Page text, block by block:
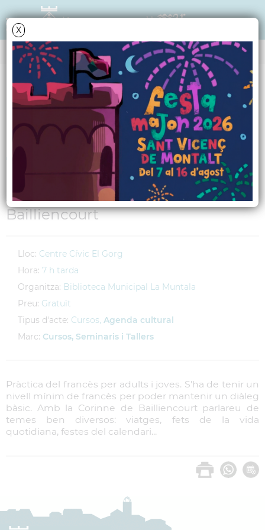
X
AGENDA
Divendres27 novembre 2009
Round tables en
francès
A càrrec de Corinne de
Bailliencourt
Lloc: Centre Cívic El Gorg
Hora: 7 h tarda
Organitza: Biblioteca Municipal La Muntala
Preu: Gratuït
Tipus d'acte: Cursos, Agenda cultural
Marc: Cursos, Seminaris i Tallers
Pràctica del francès per adults i joves. S'ha de tenir un
nivell mínim de francès per poder mantenir un diàleg
bàsic. Amb la Corinne de Bailliencourt parlareu de
temes ben diversos: viatges, fets de la vida
quotidiana, festes del calendari...